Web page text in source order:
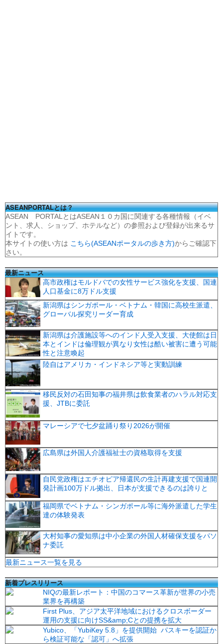
ASEANPORTALとは？
ASEAN PORTALとはASEAN１０カ国に関連する各種情報（イベ
ント、求人、ショップ、ホテルなど）の参照および登録が出来るサ
イトです。
本サイトの使い方は こちら(ASEANポータルの歩き方)からご確認下
さい。
最新ニュース
高市政権はモルドバでの女性サービス強化を支援、国連
人口基金に8万ドル支援
新潟県はシンガポール・ベトナム・韓国に高校生派遣、
グローバル探究リーダー育成
新潟県は介護施設等へのインド人受入支援、大使館は日
本とインドは倫理観が異なり女性は酷い被害に遭う可能
性と注意喚起
陸自はアメリカ・インドネシア等と実動訓練
移民反対の石田知事の福井県は飲食業者のハラル対応支
援、JTBに委託
マレーシアで七夕盆踊り祭り2026が開催
広島県は外国人介護福祉士の資格取得を支援
自民党政権はエチオピア帰還民の生計再建支援で国連開
発計画100万ドル拠出、日本が支援できるのは誇りと
福岡県でベトナム・シンガポール等に海外派遣した学生
達の体験発表
大村知事の愛知県は中小企業の外国人材確保支援をパソ
ナ委託
最新ニュース一覧を見る
新着プレスリリース
NIQの最新レポート：中国のコマース革新が世界の小売
業界を再構築
First Plus、アジア太平洋地域におけるクロスボーダー
運用の支援に向けSS&amp;Cとの提携を拡大
Yubico、「YubiKey 5.8」を提供開始 パスキーを認証か
ら検証可能な「認可」へ拡張